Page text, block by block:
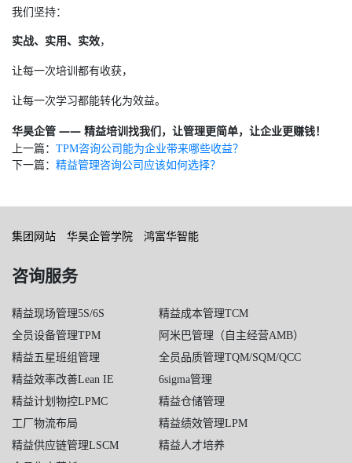
我们坚持：
实战、实用、实效，
让每一次培训都有收获，
让每一次学习都能转化为效益。
华昊企管 —— 精益培训找我们，让管理更简单，让企业更赚钱！
上一篇： TPM咨询公司能为企业带来哪些收益？
下一篇： 精益管理咨询公司应该如何选择？
集团网站 华昊企管学院 鸿富华智能
咨询服务
精益现场管理5S/6S
全员设备管理TPM
精益五星班组管理
精益效率改善Lean IE
精益计划物控LPMC
工厂物流布局
精益供应链管理LSCM
精益成本管理TCM
阿米巴管理（自主经营AMB）
全员品质管理TQM/SQM/QCC
6sigma管理
精益仓储管理
精益绩效管理LPM
精益人才培养